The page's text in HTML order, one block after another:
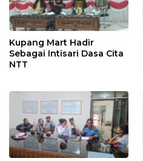
Kupang Mart Hadir
Sebagai Intisari Dasa Cita
NTT